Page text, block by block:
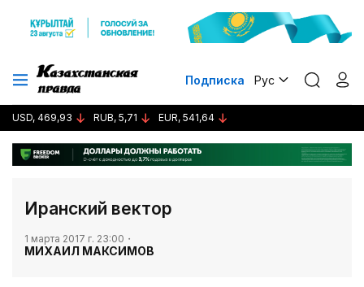
Подписка Рус
USD, 469,93 RUB, 5,71 EUR, 541,64
​Иранский вектор
1 марта 2017 г. 23:00
МИХАИЛ МАКСИМОВ